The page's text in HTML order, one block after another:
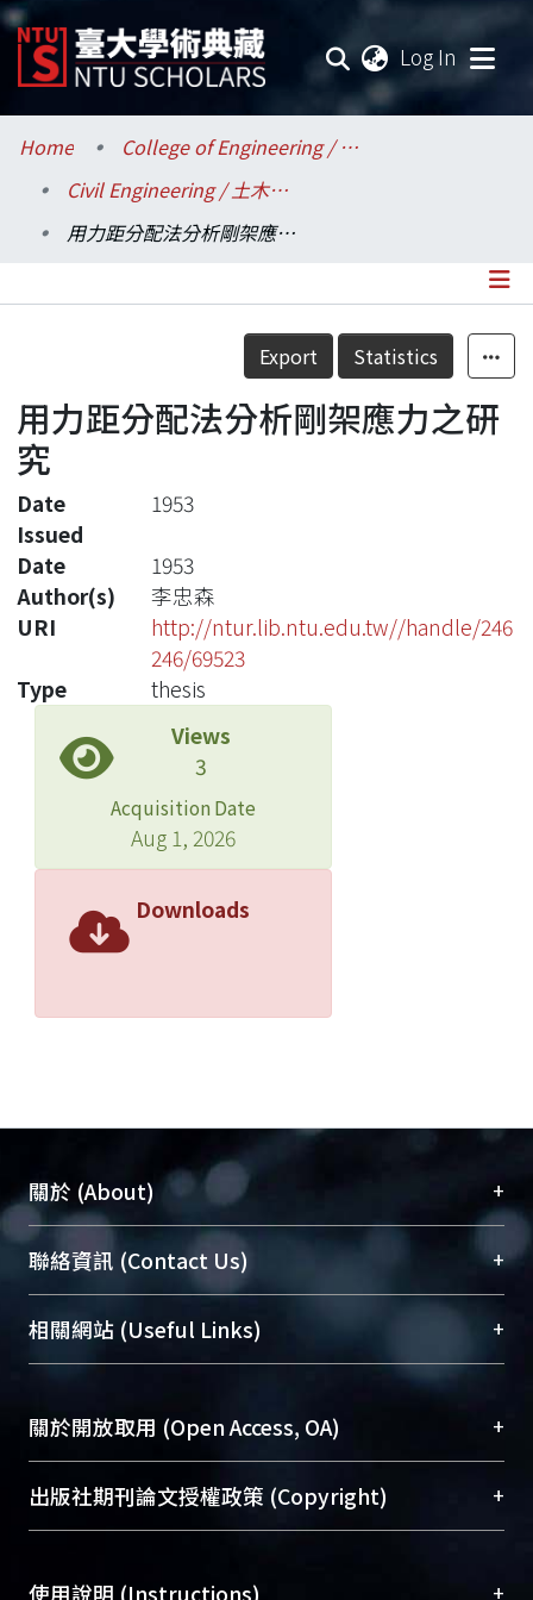
Log In
Communities & Collections
Research Outputs
Statistics
Home
College of Engineering / 工學院
Civil Engineering / 土木工程學系
用力距分配法分析剛架應力之研究
Details
Export Statistics
用力距分配法分析剛架應力之研
究
Date
Issued
1953
Date
1953
Author(s)
李忠森
URI
http://ntur.lib.ntu.edu.tw//handle/246
246/69523
Type
thesis
Views
3
Acquisition Date
Aug 1, 2026
Downloads
關於 (About) +
臺大位居世界頂尖大學之列，為永久珍藏及向國際
展現本校豐碩的研究成果及學術能量，圖書館整合
機構典藏（NTUR）與學術庫（AH）不同功能平
台，成為臺大學術典藏NTU scholars。期能整合研
究能量、促進交流合作、保存學術產出、推廣研究
成果。
To permanently archive and promote researcher
profiles and scholarly works, Library integrates the
services of “NTU Repository” with “Academic
聯絡資訊 (Contact Us) +
總館學科館員(Main Library)
醫學圖書館學科館員(Medical Library)
(Social
Sciences Library)
相關網站 (Useful Links) +
關於開放取用 (Open Access, OA) +
開放取用是從使用者角度提升資訊取用性的社會運
動，應用在學術研究上是透過將研究著作公開供使
用逐年攀升。同時可加速研究發展、提升研究影響
出版社期刊論文授權政策 (Copyright) +
使用說明 (Instructions) +